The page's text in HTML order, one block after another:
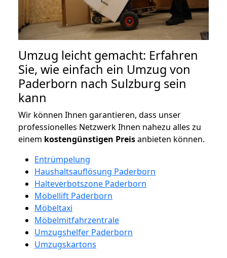
Umzug leicht gemacht: Erfahren
Sie, wie einfach ein Umzug von
Paderborn nach Sulzburg sein
kann
Wir können Ihnen garantieren, dass unser
professionelles Netzwerk Ihnen nahezu alles zu
einem kostengünstigen Preisanbieten können.
Entrümpelung
Haushaltsauflösung Paderborn
Halteverbotszone Paderborn
Möbellift Paderborn
Möbeltaxi
Möbelmitfahrzentrale
Umzugshelfer Paderborn
Umzugskartons